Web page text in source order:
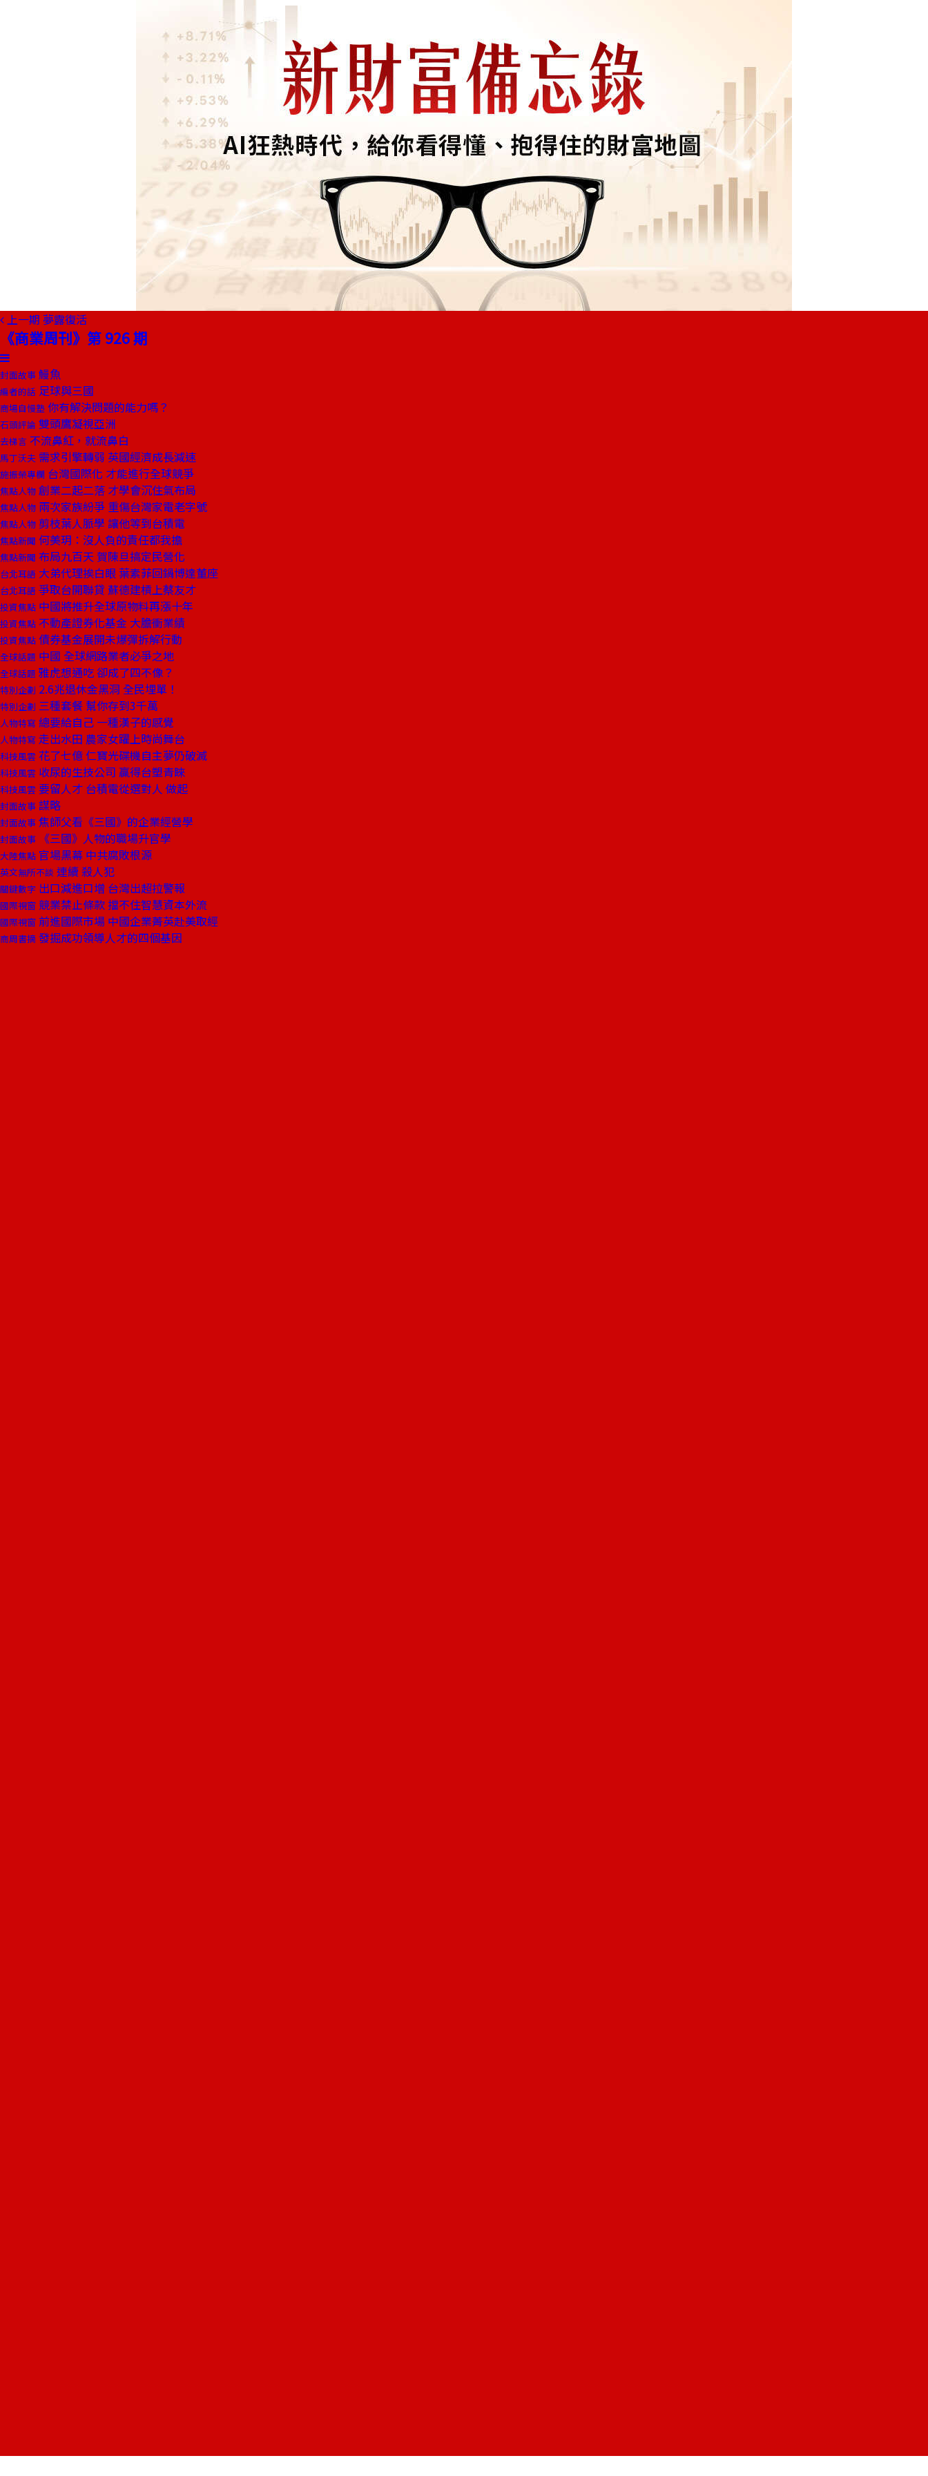
上一期 夢露復活
《商業周刊》第 926 期
封面故事 鰻魚
編者的話 足球與三國
商場自慢塾 你有解決問題的能力嗎？
石頭評論 雙頭鷹凝視亞洲
去梯言 不流鼻紅，就流鼻白
馬丁沃夫 需求引擎轉弱 英國經濟成長減速
施振榮專欄 台灣國際化 才能進行全球競爭
焦點人物 創業二起二落 才學會沉住氣布局
焦點人物 兩次家族紛爭 重傷台灣家電老字號
焦點人物 剪枝葉人脈學 讓他等到台積電
焦點新聞 何美玥：沒人負的責任都我擔
焦點新聞 布局九百天 賀陳旦搞定民營化
台北耳語 大弟代理挨白眼 葉素菲回鍋博達董座
台北耳語 爭取台開聯貸 蘇德建槓上蔡友才
投資焦點 中國將推升全球原物料再漲十年
投資焦點 不動產證券化基金 大膽衝業績
投資焦點 債券基金展開未爆彈拆解行動
全球話題 中國 全球網路業者必爭之地
全球話題 雅虎想通吃 卻成了四不像？
特別企劃 2.6兆退休金黑洞 全民埋單！
特別企劃 三種套餐 幫你存到3千萬
人物特寫 總要給自己 一種漢子的感覺
人物特寫 走出水田 農家女躍上時尚舞台
科技風雲 花了七億 仁寶光碟機自主夢仍破滅
科技風雲 收尿的生技公司 贏得台塑青睞
科技風雲 要留人才 台積電從選對人 做起
封面故事 謀略
封面故事 焦師父看《三國》的企業經營學
封面故事 《三國》人物的職場升官學
大陸焦點 官場黑幕 中共腐敗根源
英文無所不談 連續 殺人犯
關鍵數字 出口減進口增 台灣出超拉警報
國際視窗 競業禁止條款 擋不住智慧資本外流
國際視窗 前進國際市場 中國企業菁英赴美取經
商周書摘 發掘成功領導人才的四個基因